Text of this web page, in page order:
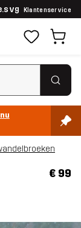
Klantenservice
€ 99